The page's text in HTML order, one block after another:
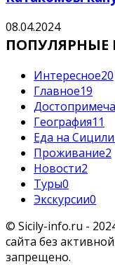
08.04.2024
ПОПУЛЯРНЫЕ
Интересное20
Главное19
География11
Еда на
Проживание2
Новости2
Туры0
Экскурсии0
© Sicily-info.ru -
сайта без
запрещено.